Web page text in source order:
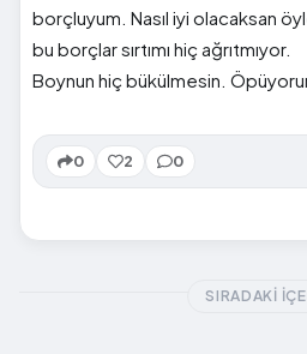
borçluyum. Nasıl iyi olacaksan
bu borçlar sırtımı hiç ağrıtmıyor.
Boynun hiç bükülmesin.
0 2 0
SIRADAKI